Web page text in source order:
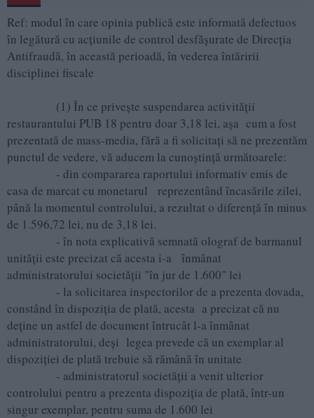
Ref: modul în care opinia publică este informată defectuos
în legătură cu acțiunile de control desfășurate de Direcția
Antifraudă, în această perioadă, în vederea întăririi
disciplinei fiscale
(1) În ce privește suspendarea activității
restaurantului PUB 18 pentru doar 3,18 lei, așa cum a fost
prezentată de mass-media, fără a fi solicitați să ne prezentăm
punctul de vedere, vă aducem la cunoștință următoarele:
- din compararea raportului informativ emis de
casa de marcat cu monetarul reprezentând încasările zilei,
până la momentul controlului, a rezultat o diferență în minus
de 1.596,72 lei, nu de 3,18 lei.
- în nota explicativă semnată olograf de barmanul
unității este precizat că acesta i-a înmânat
administratorului societății "în jur de 1.600" lei
- la solicitarea inspectorilor de a prezenta dovada,
constând în dispoziția de plată, acesta a precizat că nu
deține un astfel de document întrucât l-a înmânat
administratorului, deși legea prevede că un exemplar al
dispoziției de plată trebuie să rămână în unitate
- administratorul societății a venit ulterior
controlului pentru a prezenta dispoziția de plată, într-un
singur exemplar, pentru suma de 1.600 lei